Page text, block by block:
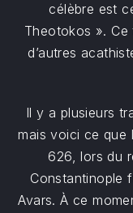
célèbre est
Theotokos ».
d’autres
Il y a plusieurs
mais voici ce que
626, lors du
Constantinople
Avars. À ce